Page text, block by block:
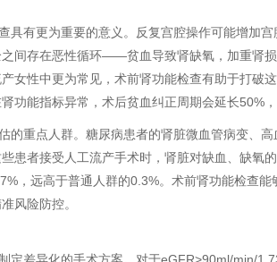
具有更为重要的意义。反复宫腔操作可能增加
间存在恶性循环——贫血导致肾缺氧，加重肾
女性中更为常见，术前肾功能检查有助于打破
功能指标异常，术后贫血纠正周期会延长50%，
的重点人群。糖尿病患者的肾脏微血管病变、
患者接受人工流产手术时，肾脏对缺血、缺氧
，远高于普通人群的0.3%。术前肾功能检查
风险防控。